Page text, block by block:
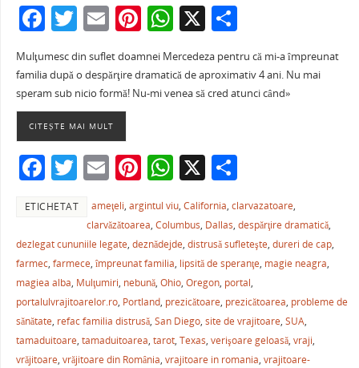
F
c
e
b
o
o
k
T
w
itt
er
E
m
ai
l
Pi
nt
er
e
W
at
s
p
p
X P
ar
ta
je
ză
Mulţumesc din suflet doamnei Mercedeza pentru că mi-a împreunat
familia după o despărţire dramatică de aproximativ 4 ani. Nu mai
speram sub nicio formă! Nu-mi venea să cred atunci când»
CITEȘTE MAI MULT
F
c
e
b
o
o
k
T
itt
er
E
m
ai
l
Pi
nt
er
e
st
W
h
at
s
A
p
p
X P
ar
ta
je
a
ză
ETICHETAT ameţeli,argintul viu,California,clarvazatoare,
clarvăzătoarea,Columbus, Dallas,despărţire dramatică,
dezlegat cununiile legate, deznădejde, distrusă sufleteşte, dureri de cap,
farmec, farmece, împreunat familia, lipsită de speranţe, magie neagra,
magiea alba, Mulţumiri, nebună, Ohio, Oregon, portal,
portalulvrajitoarelor.ro, Portland, prezicătoare, prezicătoarea, probleme de
sănătate, refac familia distrusă, San Diego, site de vrajitoare, SUA,
tamaduitoare, tamaduitoarea, tarot, Texas, verişoare geloasă, vraji,
vrăjitoare, vrăjitoare din România, vrajitoare in romania, vrajitoare-